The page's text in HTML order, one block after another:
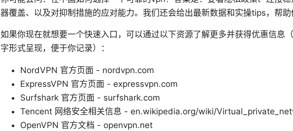
器覆盖、以及对抑制措施的应对能力。我们还会给出最新数据和实操tips，帮助
如果你现在就想要一个快速入口，可以通过以下资源了解更多并获得优惠信息
字形式呈现，便于你记录）：
NordVPN 官方页面 - nordvpn.com
ExpressVPN 官方页面 - expressvpn.com
Surfshark 官方页面 - surfshark.com
Tencent 网络安全相关信息 - en.wikipedia.org/wiki/
OpenVPN 官方文档 - openvpn.net